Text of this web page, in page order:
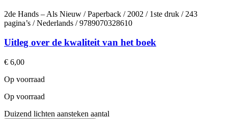
2de Hands – Als Nieuw / Paperback / 2002 / 1ste druk / 243
pagina’s / Nederlands / 9789070328610
Uitleg over de kwaliteit van het boek
€ 6,00
Op voorraad
Op voorraad
Duizend lichten aansteken aantal